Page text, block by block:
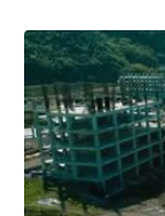
10.05.2023